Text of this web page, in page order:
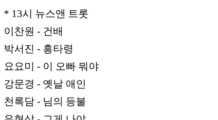
* 13시 뉴스앤 트롯
이찬원 - 건배
박서진 - 흥타령
요요미 - 이 오빠 뭐야
강문경 - 옛날 애인
천록담 - 님의 등불